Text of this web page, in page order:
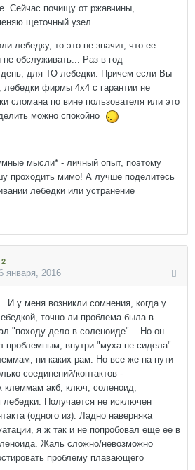
Сейчас почищу от ржавчины,
щеточный узел.
лебедку, то это не значит, что ее
не обслуживать... Раз в год
день, для ТО лебедки. Причем если Вы
лебедки фирмы 4х4 с гарантии не
сломана по вине пользователя или это
можно спокойно
мысли* - личный опыт, поэтому
проходить мимо! А лучше поделитесь
лебедки или устранение
2
января, 2016
И у меня возникли сомнения, когда у
точно ли проблема была в
"походу дело в соленоиде"... Но он
проблемным, внутри "муха не сидела".
ни каких рам. Но все же на пути
соединений/контактов -
клеммам акб, ключ, соленоид,
Получается не исключен
(одного из). Ладно наверняка
я ж так и не попробовал еще ее в
Жаль сложно/невозможно
проблему плавающего